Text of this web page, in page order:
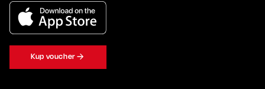
Kup voucher